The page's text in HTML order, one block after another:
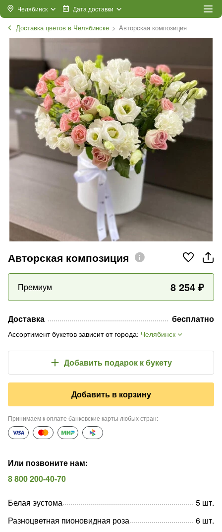
Челябинск Дата доставки
Доставка цветов в Челябинске Авторская композиция
Авторская композиция
Премиум 8 254 ₽
Доставка бесплатно
Ассортимент букетов зависит от города: Челябинск
Добавить подарок к букету
Добавить в корзину
Принимаем к оплате банковские карты любых стран:
Или позвоните нам:
8 800 200-40-70
Белая эустома 5 шт.
Разноцветная пионовидная роза
6 шт.